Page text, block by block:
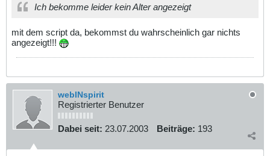
Ich bekomme leider kein Alter angezeigt
mit dem script da, bekommst du wahrscheinlich gar nichts
angezeigt!!!
webINspirit
Registrierter Benutzer
Dabei seit: 23.07.2003 Beiträge: 193